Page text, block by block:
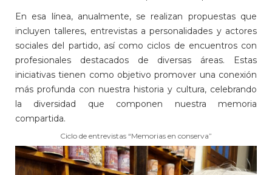
En esa línea, anualmente, se realizan propuestas que
incluyen talleres, entrevistas a personalidades y actores
sociales del partido, así como ciclos de encuentros con
profesionales destacados de diversas áreas. Estas
iniciativas tienen como objetivo promover una conexión
más profunda con nuestra historia y cultura, celebrando
la diversidad que componen nuestra memoria
compartida.
Ciclo de entrevistas “Memorias en conserva”